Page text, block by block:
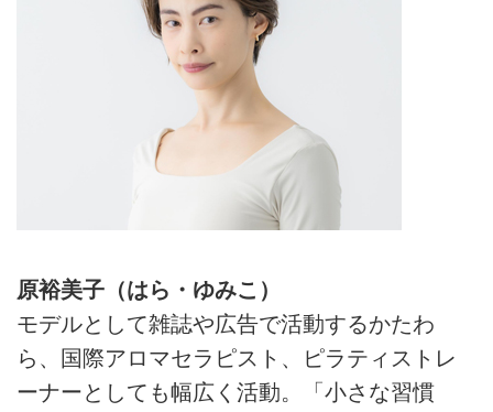
かりなので、首や肩のこわばりを
感じたときに試してみてくださ
い。
原裕美子（はら・ゆみこ）
モデルとして雑誌や広告で活動するかたわ
ら、国際アロマセラピスト、ピラティストレ
ーナーとしても幅広く活動。「小さな習慣